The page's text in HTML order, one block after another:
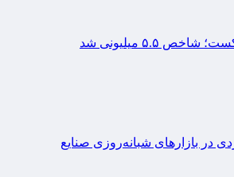
۵.۵ میلیونی شد